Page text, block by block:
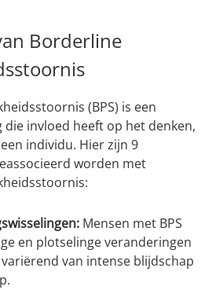
Borderline
(BPS) is een
invloed heeft op het denken,
individu. Hier zijn 9
worden met
Mensen met BPS
en plotselinge veranderingen
van intense blijdschap